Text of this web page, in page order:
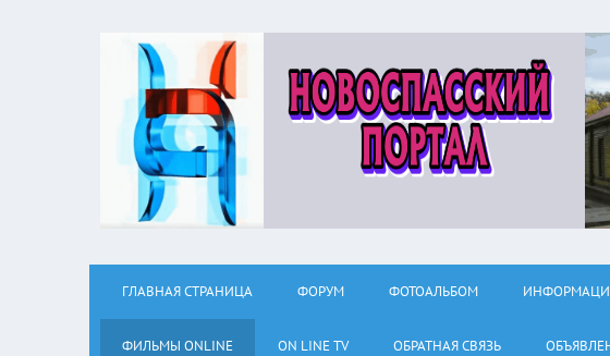
ГЛАВНАЯ СТРАНИЦА ФОРУМ ФОТОАЛЬБОМ
ФИЛЬМЫ ОNLINE ON LINE TV ОБРАТНАЯ СВЯЗЬ